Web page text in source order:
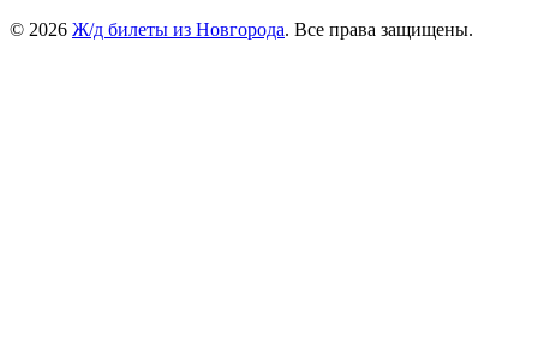
© 2026 Ж/д билеты из Новгорода. Все права защищены.